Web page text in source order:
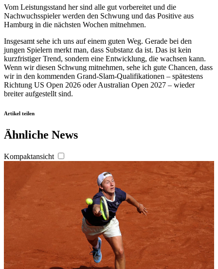
Wir verwenden Cookies, um Inhalte und Anzeigen zu
personalisieren, Funktionen für soziale Medien anbieten
zu können und die Zugriffe auf unsere Website zu
analysieren. Außerdem geben wir Informationen zu Ihrer
Verwendung unserer Website an unsere Partner für
soziale Medien, Werbung und Analysen weiter. Unsere
Partner führen diese Informationen möglicherweise mit
weiteren Daten zusammen, die Sie ihnen bereitgestellt
haben oder die sie im Rahmen Ihrer Nutzung der Dienste
gesammelt haben. Die
angepasst werden.
Vom Leistungsstand her sind alle gut vorbereitet und die
Nachwuchsspieler werden den Schwung und das Positive aus
Hamburg in die nächsten Wochen mitnehmen.
Insgesamt sehe ich uns auf einem guten Weg. Gerade bei den
jungen Spielern merkt man, dass Substanz da ist. Das ist kein
kurzfristiger Trend, sondern eine Entwicklung, die wachsen kann.
Wenn wir diesen Schwung mitnehmen, sehe ich gute Chancen, dass
wir in den kommenden Grand-Slam-Qualifikationen – spätestens
Richtung US Open 2026 oder Australian Open 2027 – wieder
breiter aufgestellt sind.
Artikel teilen
Ähnliche News
Kompaktansicht